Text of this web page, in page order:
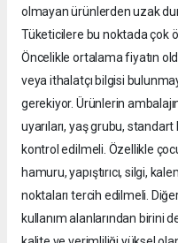
olmayan ürünlerden uzak
Tüketicilere bu noktada çok
Öncelikle ortalama fiyatın
veya ithalatçı bilgisi
gerekiyor. Ürünlerin
uyarıları, yaş grubu,
kontrol edilmeli. Özellikle
hamuru, yapıştırıcı, silgi,
noktaları tercih edilmeli.
kullanım alanlarından birini